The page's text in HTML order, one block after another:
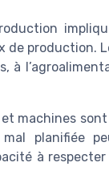
production.
à
machines
planifiée
à